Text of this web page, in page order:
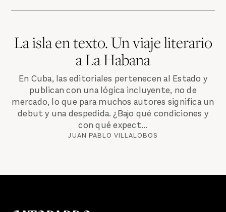
La isla en texto. Un viaje literario
a La Habana
En Cuba, las editoriales pertenecen al Estado y
publican con una lógica incluyente, no de
mercado, lo que para muchos autores significa un
debut y una despedida. ¿Bajo qué condiciones y
con qué expect...
JUAN PABLO VILLALOBOS